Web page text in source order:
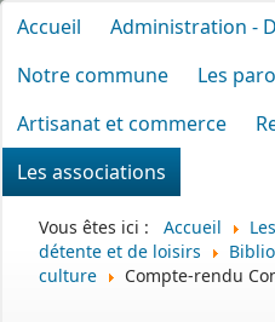
Accueil
Administration -
Notre commune
Les
Artisanat et commerce
Les associations
Vous êtes ici : Accueil
détente et de loisirs
culture
Compte-rendu